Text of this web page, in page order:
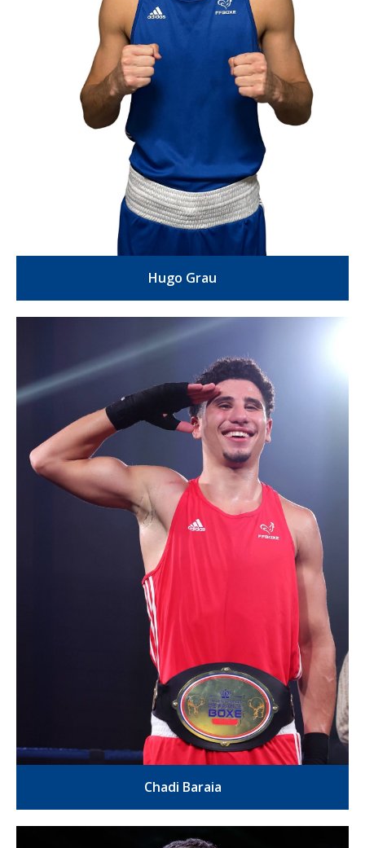
Hugo Grau
Chadi Baraia